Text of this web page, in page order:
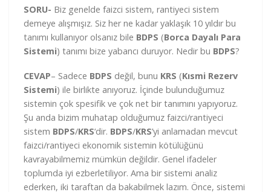
SORU- Biz genelde faizci sistem, rantiyeci sistem
demeye alışmışız. Siz her ne kadar yaklaşık 10 yıldır bu
tanımı kullanıyor olsanız bile BDPS (Borca Dayalı Para
Sistemi) tanımı bize yabancı duruyor. Nedir bu BDPS?
CEVAP– Sadece BDPS değil, bunu KRS (Kısmi Rezerv
Sistemi) ile birlikte anıyoruz. İçinde bulunduğumuz
sistemin çok spesifik ve çok net bir tanımını yapıyoruz.
Şu anda bizim muhatap olduğumuz faizci/rantiyeci
sistem BDPS/KRS‘dir. BDPS/KRS’yi anlamadan mevcut
faizci/rantiyeci ekonomik sistemin kötülüğünü
kavrayabilmemiz mümkün değildir. Genel ifadeler
toplumda iyi ezberletiliyor. Ama bir sistemi analiz
ederken, iki taraftan da bakabilmek lazım. Önce, sistemi